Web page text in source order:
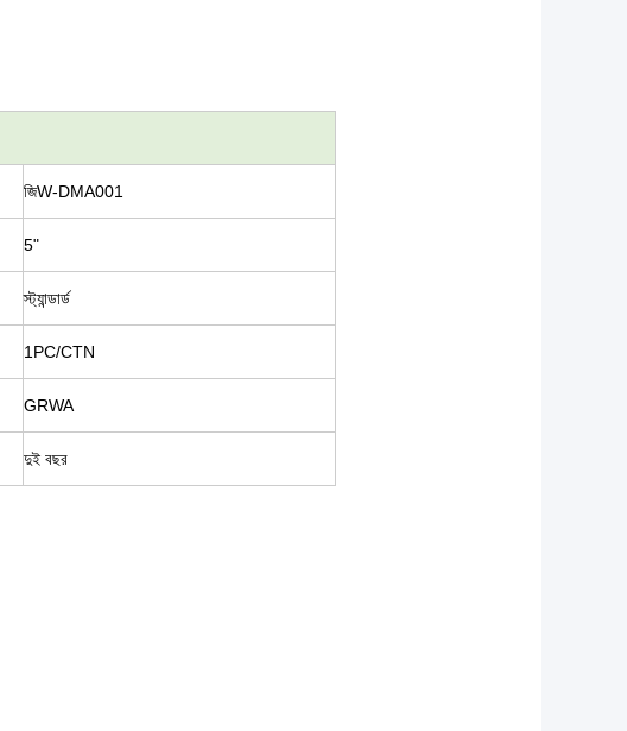
জিW-DMA001
5"
স্ট্যান্ডার্ড
1PC/CTN
GRWA
দুই বছর